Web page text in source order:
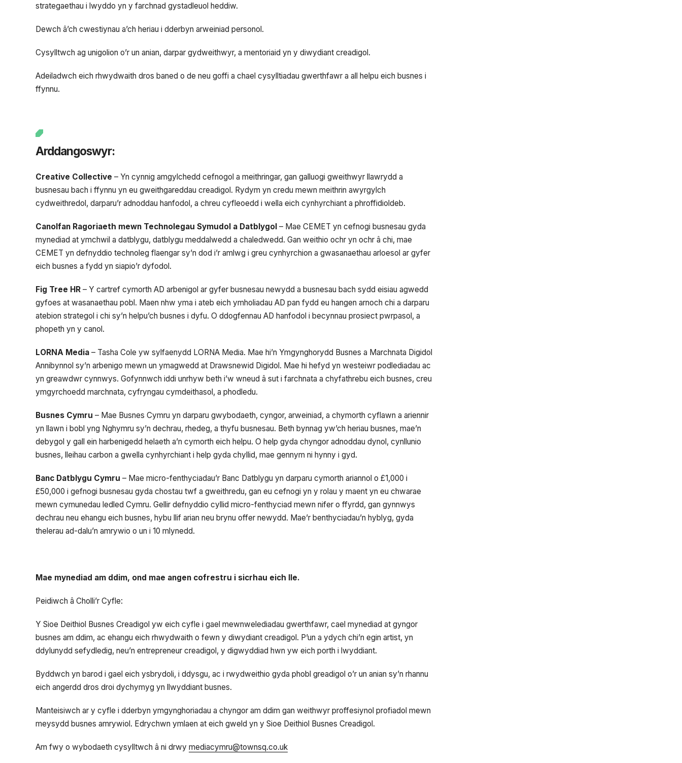
strategaethau i lwyddo yn y farchnad gystadleuol heddiw.
Dewch â’ch cwestiynau a’ch heriau i dderbyn arweiniad personol.
Cysylltwch ag unigolion o’r un anian, darpar gydweithwyr, a mentoriaid yn y diwydiant creadigol.
Adeiladwch eich rhwydwaith dros baned o de neu goffi a chael cysylltiadau gwerthfawr a all helpu eich busnes i
ffynnu.
Arddangoswyr:
Creative Collective – Yn cynnig amgylchedd cefnogol a meithringar, gan galluogi gweithwyr llawrydd a
busnesau bach i ffynnu yn eu gweithgareddau creadigol. Rydym yn credu mewn meithrin awyrgylch
cydweithredol, darparu’r adnoddau hanfodol, a chreu cyfleoedd i wella eich cynhyrchiant a phroffidioldeb.
Canolfan Ragoriaeth mewn Technolegau Symudol a Datblygol – Mae CEMET yn cefnogi busnesau gyda
mynediad at ymchwil a datblygu, datblygu meddalwedd a chaledwedd. Gan weithio ochr yn ochr â chi, mae
CEMET yn defnyddio technoleg flaengar sy’n dod i’r amlwg i greu cynhyrchion a gwasanaethau arloesol ar gyfer
eich busnes a fydd yn siapio’r dyfodol.
Fig Tree HR – Y cartref cymorth AD arbenigol ar gyfer busnesau newydd a busnesau bach sydd eisiau agwedd
gyfoes at wasanaethau pobl. Maen nhw yma i ateb eich ymholiadau AD pan fydd eu hangen arnoch chi a darparu
atebion strategol i chi sy’n helpu’ch busnes i dyfu. O ddogfennau AD hanfodol i becynnau prosiect pwrpasol, a
phopeth yn y canol.
LORNA Media – Tasha Cole yw sylfaenydd LORNA Media. Mae hi’n Ymgynghorydd Busnes a Marchnata Digidol
Annibynnol sy’n arbenigo mewn un ymagwedd at Drawsnewid Digidol. Mae hi hefyd yn westeiwr podlediadau ac
yn greawdwr cynnwys. Gofynnwch iddi unrhyw beth i’w wneud â sut i farchnata a chyfathrebu eich busnes, creu
ymgyrchoedd marchnata, cyfryngau cymdeithasol, a phodledu.
Busnes Cymru – Mae Busnes Cymru yn darparu gwybodaeth, cyngor, arweiniad, a chymorth cyflawn a ariennir
yn llawn i bobl yng Nghymru sy’n dechrau, rhedeg, a thyfu busnesau. Beth bynnag yw’ch heriau busnes, mae’n
debygol y gall ein harbenigedd helaeth a’n cymorth eich helpu. O help gyda chyngor adnoddau dynol, cynllunio
busnes, lleihau carbon a gwella cynhyrchiant i help gyda chyllid, mae gennym ni hynny i gyd.
Banc Datblygu Cymru – Mae micro-fenthyciadau’r Banc Datblygu yn darparu cymorth ariannol o £1,000 i
£50,000 i gefnogi busnesau gyda chostau twf a gweithredu, gan eu cefnogi yn y rolau y maent yn eu chwarae
mewn cymunedau ledled Cymru. Gellir defnyddio cyllid micro-fenthyciad mewn nifer o ffyrdd, gan gynnwys
dechrau neu ehangu eich busnes, hybu llif arian neu brynu offer newydd. Mae’r benthyciadau’n hyblyg, gyda
thelerau ad-dalu’n amrywio o un i 10 mlynedd.
Mae mynediad am ddim, ond mae angen cofrestru i sicrhau eich lle.
Peidiwch â Cholli’r Cyfle:
Y Sioe Deithiol Busnes Creadigol yw eich cyfle i gael mewnwelediadau gwerthfawr, cael mynediad at gyngor
busnes am ddim, ac ehangu eich rhwydwaith o fewn y diwydiant creadigol. P’un a ydych chi’n egin artist, yn
ddylunydd sefydledig, neu’n entrepreneur creadigol, y digwyddiad hwn yw eich porth i lwyddiant.
Byddwch yn barod i gael eich ysbrydoli, i ddysgu, ac i rwydweithio gyda phobl greadigol o’r un anian sy’n rhannu
eich angerdd dros droi dychymyg yn llwyddiant busnes.
Manteisiwch ar y cyfle i dderbyn ymgynghoriadau a chyngor am ddim gan weithwyr proffesiynol profiadol mewn
meysydd busnes amrywiol. Edrychwn ymlaen at eich gweld yn y Sioe Deithiol Busnes Creadigol.
Am fwy o wybodaeth cysylltwch â ni drwy mediacymru@townsq.co.uk